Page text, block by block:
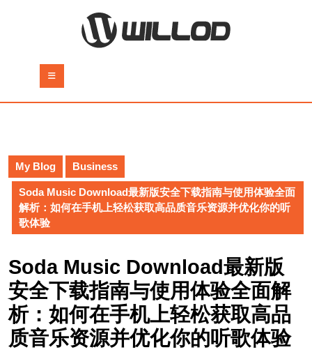
Button
My Blog Business
Soda Music Download最新版安全下载指南与使用体验全面
解析：如何在手机上轻松获取高品质音乐资源并优化你的听
歌体验
Soda Music Download最新版
安全下载指南与使用体验全面解
析：如何在手机上轻松获取高品
质音乐资源并优化你的听歌体验